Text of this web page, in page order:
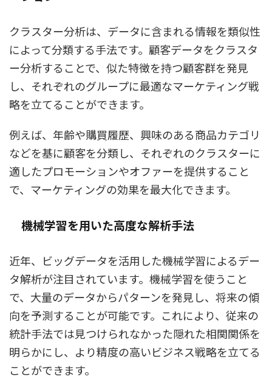
クラスター分析は、データに含まれる情報を類似性
によって分類する手法です。顧客データをクラスタ
ー分析することで、似た特徴を持つ顧客群を発見
し、それぞれのグループに最適なマーケティング戦
略を立てることができます。
例えば、年齢や購買履歴、興味のある商品カテゴリ
などを基に顧客を分類し、それぞれのクラスターに
適したプロモーションやオファーを提供すること
で、マーケティングの効果を最大化できます。
機械学習を用いた高度な解析手法
近年、ビッグデータを活用した機械学習によるデー
タ解析が注目されています。機械学習を使うこと
で、大量のデータからパターンを発見し、将来の傾
向を予測することが可能です。これにより、従来の
統計手法では見つけられなかった隠れた相関関係を
明らかにし、より精度の高いビジネス戦略を立てる
ことができます。